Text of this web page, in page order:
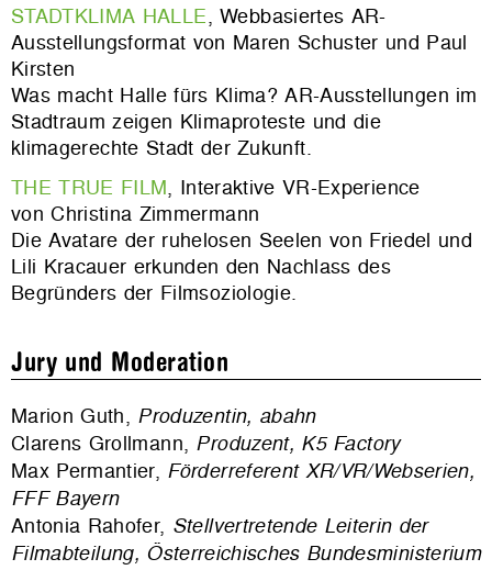
STADTKLIMA HALLE, Webbasiertes AR-
Ausstellungsformat von Maren Schuster und Paul
Kirsten
Was macht Halle fürs Klima? AR-Ausstellungen im
Stadtraum zeigen Klimaproteste und die
klimagerechte Stadt der Zukunft.
THE TRUE FILM, Interaktive VR-Experience
von Christina Zimmermann
Die Avatare der ruhelosen Seelen von Friedel und
Lili Kracauer erkunden den Nachlass des
Begründers der Filmsoziologie.
Jury und Moderation
Marion Guth, Produzentin, abahn
Clarens Grollmann, Produzent, K5 Factory
Max Permantier, Förderreferent XR/VR/Webserien,
FFF Bayern
Antonia Rahofer, Stellvertretende Leiterin der
Filmabteilung, Österreichisches Bundesministerium